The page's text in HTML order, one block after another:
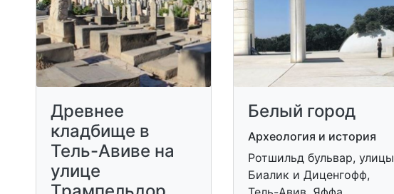
Древнее
кладбище в
Тель-Авиве на
улице
Белый город
Археология и история
Ротшильд бульвар, улицы
Биалик и Диценгофф,